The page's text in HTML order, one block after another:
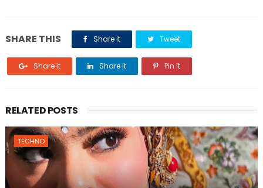
SHARE THIS Share it Tweet
Share it Share it Pin it
RELATED POSTS
TECHNO